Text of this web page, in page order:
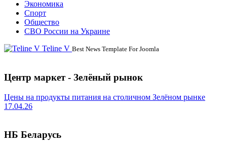
Экономика
Спорт
Общество
СВО России на Украине
Teline V Best News Template For Joomla
Центр маркет - Зелёный рынок
Цены на продукты питания на столичном Зелёном рынке
17.04.26
НБ Беларусь